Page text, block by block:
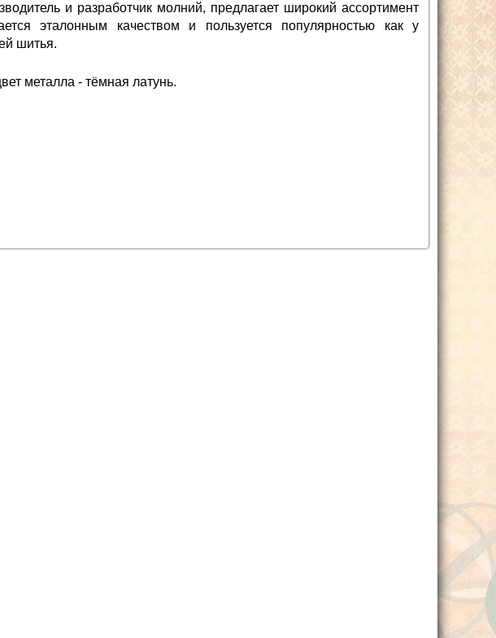
и разработчик молний, предлагает широкий ассортимент
эталонным качеством и пользуется популярностью как у
шитья.
металла - тёмная латунь.